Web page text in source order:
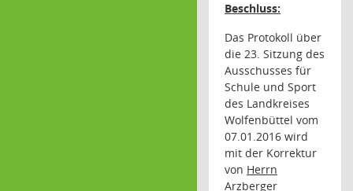
Beschluss:
Das Protokoll über
die 23. Sitzung des
Ausschusses für
Schule und Sport
des Landkreises
Wolfenbüttel vom
07.01.2016 wird
mit der Korrektur
von Herrn
Arzberger